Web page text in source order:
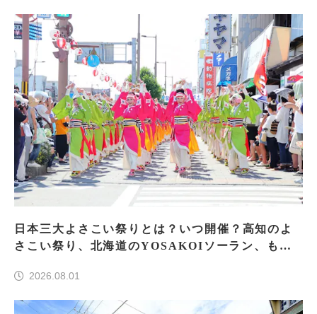
日本三大よさこい祭りとは？いつ開催？高知のよ
さこい祭り、北海道のYOSAKOIソーラン、もう
2026.08.01